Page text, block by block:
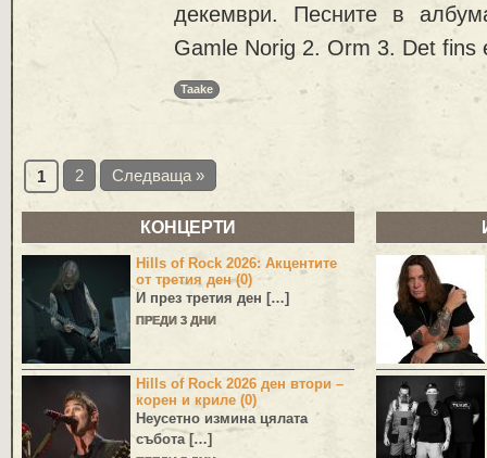
декември. Песните в
Gamle Norig 2. Orm 3. Det
Taake
1 2 Следваща »
КОНЦЕРТИ
Hills of Rock 2026: Акцентите
от третия ден (0)
И през третия ден […]
ПРЕДИ 3 ДНИ
Hills of Rock 2026 ден втори –
корен и криле (0)
Неусетно измина цялата
събота […]